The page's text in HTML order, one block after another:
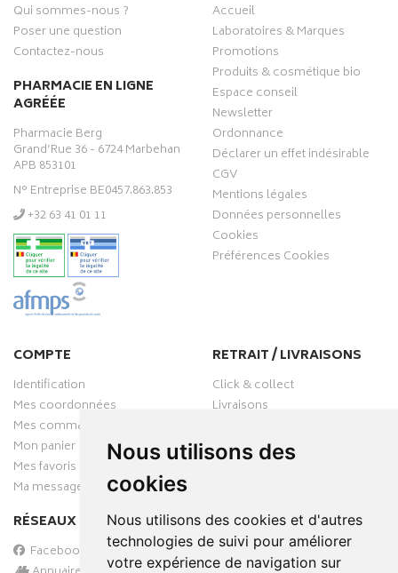
Nous utilisons des
cookies
Nous utilisons des cookies et d'autres
technologies de suivi pour améliorer
votre expérience de navigation sur
Qui sommes-nous ?
Poser une question
Contactez-nous
PHARMACIE EN LIGNE
AGRÉÉE
Pharmacie Berg
Grand’Rue 36 - 6724 Marbehan
APB 853101
N° Entreprise BE0457.863.853
‭+32 63 41 01 11‬
Accueil
Laboratoires & Marques
Promotions
Produits & cosmétique bio
Espace conseil
Newsletter
Ordonnance
Déclarer un effet indésirable
CGV
Mentions légales
Données personnelles
Cookies
Préférences Cookies
COMPTE
Identification
Mes coordonnées
Mes commandes
Mon panier
Mes favoris
Ma messagerie
RÉSEAUX SOCIAUX
Facebook
RETRAIT / LIVRAISONS
Click & collect
Livraisons